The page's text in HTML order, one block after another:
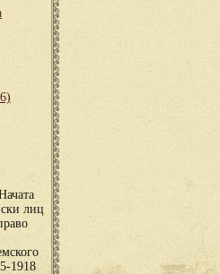
лиц
1918